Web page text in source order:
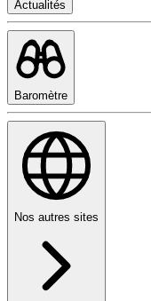
Actualités
Baromètre
Nos autres sites